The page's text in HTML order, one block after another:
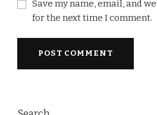
Save my name, email, and
for the next time I comment.